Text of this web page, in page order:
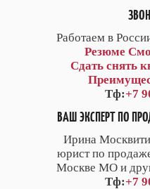
Работаем в
Резюме
Сдать снять
Тф:+7
ВАШ ЭКСПЕРТ ПО
Ирина
юрист по
Москве МО и
Тф:+7